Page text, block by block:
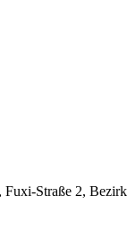
Straße 2, Bezirk